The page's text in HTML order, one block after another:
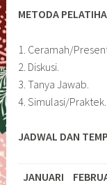
METODA
1. Ceramah/
2. Diskusi.
3. Tanya Jawab.
4. Simulasi/Praktek.
JADWAL DAN
JANUARI